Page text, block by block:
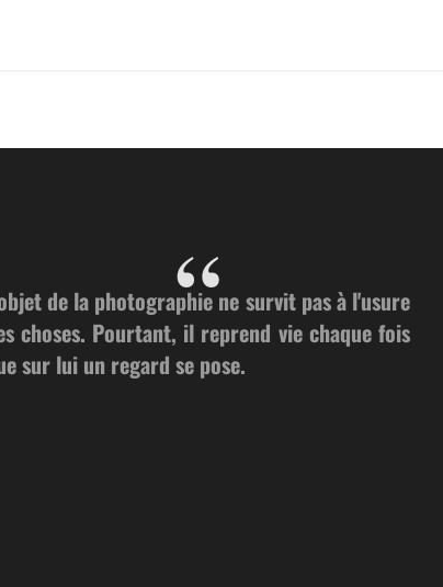
de la photographie ne survit pas à l'usure
choses. Pourtant, il reprend vie chaque fois
sur lui un regard se pose.